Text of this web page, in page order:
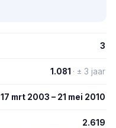
3
1.081 · ± 3 jaar
17 mrt 2003 – 21 mei 2010
2.619